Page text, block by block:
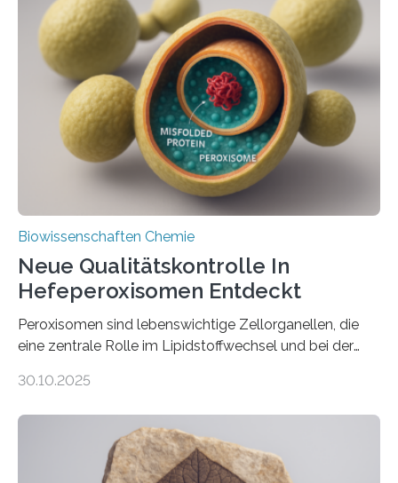
Biowissenschaften Chemie
Neue Qualitätskontrolle In
Hefeperoxisomen Entdeckt
Peroxisomen sind lebenswichtige Zellorganellen, die
eine zentrale Rolle im Lipidstoffwechsel und bei der
erfüllen können, müssen zahlreiche Enzyme präzise in
der Ruhr-Universität Bochum um Prof. Dr. Ralf Erdmann
und Dr. Ismaila Francis Yusuf hat nun einen bislang
unbekannten Qualitätskontrollmechanismus des
30.10.2025